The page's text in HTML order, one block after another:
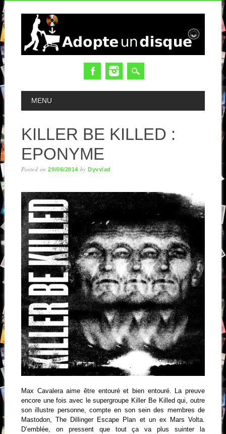
MAIN MENU
MENU
KILLER BE KILLED :
EPONYME
Posted on29/06/2014 byDyvvlad
Max Cavalera aime être entouré et bien entouré. La preuve
encore une fois avec le supergroupe Killer Be Killed qui, outre
son illustre personne, compte en son sein des membres de
Mastodon, The Dillinger Escape Plan et un ex Mars Volta.
D’emblée, on pressent que tout ça va plus suinter la